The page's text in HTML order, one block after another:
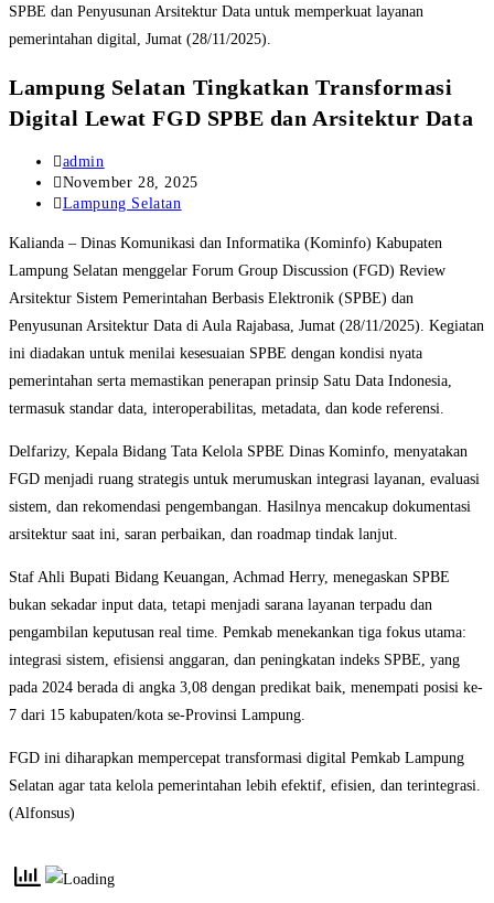
SPBE dan Penyusunan Arsitektur Data untuk memperkuat layanan
pemerintahan digital, Jumat (28/11/2025).
Lampung Selatan Tingkatkan Transformasi
Digital Lewat FGD SPBE dan Arsitektur Data
Post
author:
admin
Post
published:
November 28, 2025
Post
Lampung Selatan
Kalianda – Dinas Komunikasi dan Informatika (Kominfo) Kabupaten
Lampung Selatan menggelar Forum Group Discussion (FGD) Review
Arsitektur Sistem Pemerintahan Berbasis Elektronik (SPBE) dan
Penyusunan Arsitektur Data di Aula Rajabasa, Jumat (28/11/2025). Kegiatan
ini diadakan untuk menilai kesesuaian SPBE dengan kondisi nyata
pemerintahan serta memastikan penerapan prinsip Satu Data Indonesia,
termasuk standar data, interoperabilitas, metadata, dan kode referensi.
Delfarizy, Kepala Bidang Tata Kelola SPBE Dinas Kominfo, menyatakan
FGD menjadi ruang strategis untuk merumuskan integrasi layanan, evaluasi
sistem, dan rekomendasi pengembangan. Hasilnya mencakup dokumentasi
arsitektur saat ini, saran perbaikan, dan roadmap tindak lanjut.
Staf Ahli Bupati Bidang Keuangan, Achmad Herry, menegaskan SPBE
bukan sekadar input data, tetapi menjadi sarana layanan terpadu dan
pengambilan keputusan real time. Pemkab menekankan tiga fokus utama:
integrasi sistem, efisiensi anggaran, dan peningkatan indeks SPBE, yang
pada 2024 berada di angka 3,08 dengan predikat baik, menempati posisi ke-
7 dari 15 kabupaten/kota se-Provinsi Lampung.
FGD ini diharapkan mempercepat transformasi digital Pemkab Lampung
Selatan agar tata kelola pemerintahan lebih efektif, efisien, dan terintegrasi.
(Alfonsus)